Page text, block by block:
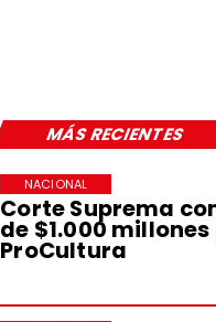
Corte Suprema
de $1.000
ProCultura
NACIONAL
MÁS RECIENTES